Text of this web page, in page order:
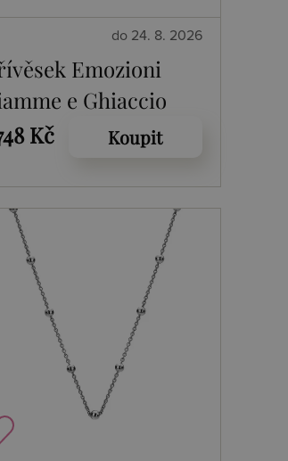
do 24. 8. 2026
Emozioni
e Ghiaccio
Gold Coin
Kč Koupit